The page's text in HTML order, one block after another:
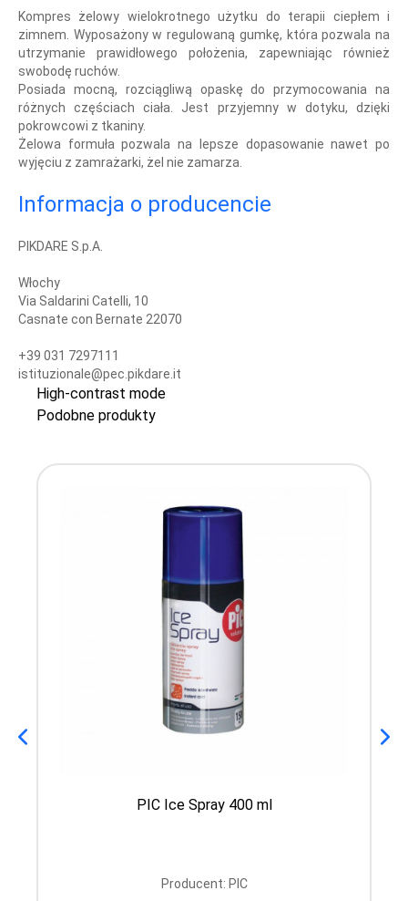
Kompres żelowy wielokrotnego użytku do terapii ciepłem i
zimnem. Wyposażony w regulowaną gumkę, która pozwala na
utrzymanie prawidłowego położenia, zapewniając również
swobodę ruchów.
Posiada mocną, rozciągliwą opaskę do przymocowania na
różnych częściach ciała. Jest przyjemny w dotyku, dzięki
pokrowcowi z tkaniny.
Żelowa formuła pozwala na lepsze dopasowanie nawet po
wyjęciu z zamrażarki, żel nie zamarza.
Informacja o producencie
PIKDARE S.p.A.
Włochy
Via Saldarini Catelli, 10
Casnate con Bernate 22070
+39 031 7297111
istituzionale@pec.pikdare.it
High-contrast mode
Podobne produkty
PIC Ice Spray 400 ml
Producent: PIC